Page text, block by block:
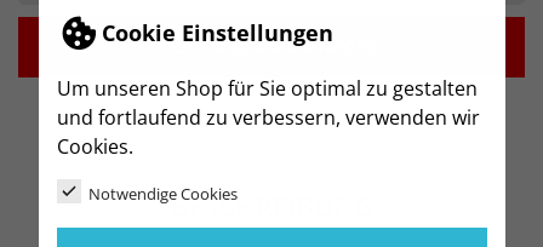
Cookie Einstellungen
Um unseren Shop für Sie optimal zu gestalten
und fortlaufend zu verbessern, verwenden wir
Cookies.
Notwendige Cookies
 IN DEN WARENKORB
BESCHREIBUNG